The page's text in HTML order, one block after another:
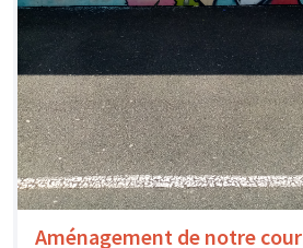
Aménagement de notre cour